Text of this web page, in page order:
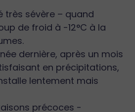
très sévère – quand
de froid à -12°C à la
dernière, après un mois
en précipitations,
lentement mais
précoces -